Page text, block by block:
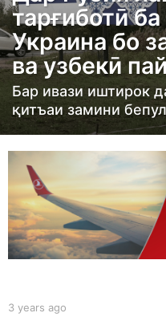
r
s
a
g
o
3
y
a
r
s
a
o
тарғиботӣ
Украина бо
ва узбекӣ
Бар ивази иштирок
қитъаи замини
b
3 years ago